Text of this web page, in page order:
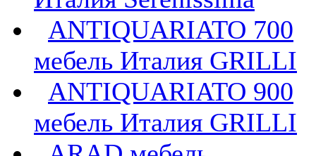
ANTIQUARIATO 700
мебель Италия GRILLI
ANTIQUARIATO 900
мебель Италия GRILLI